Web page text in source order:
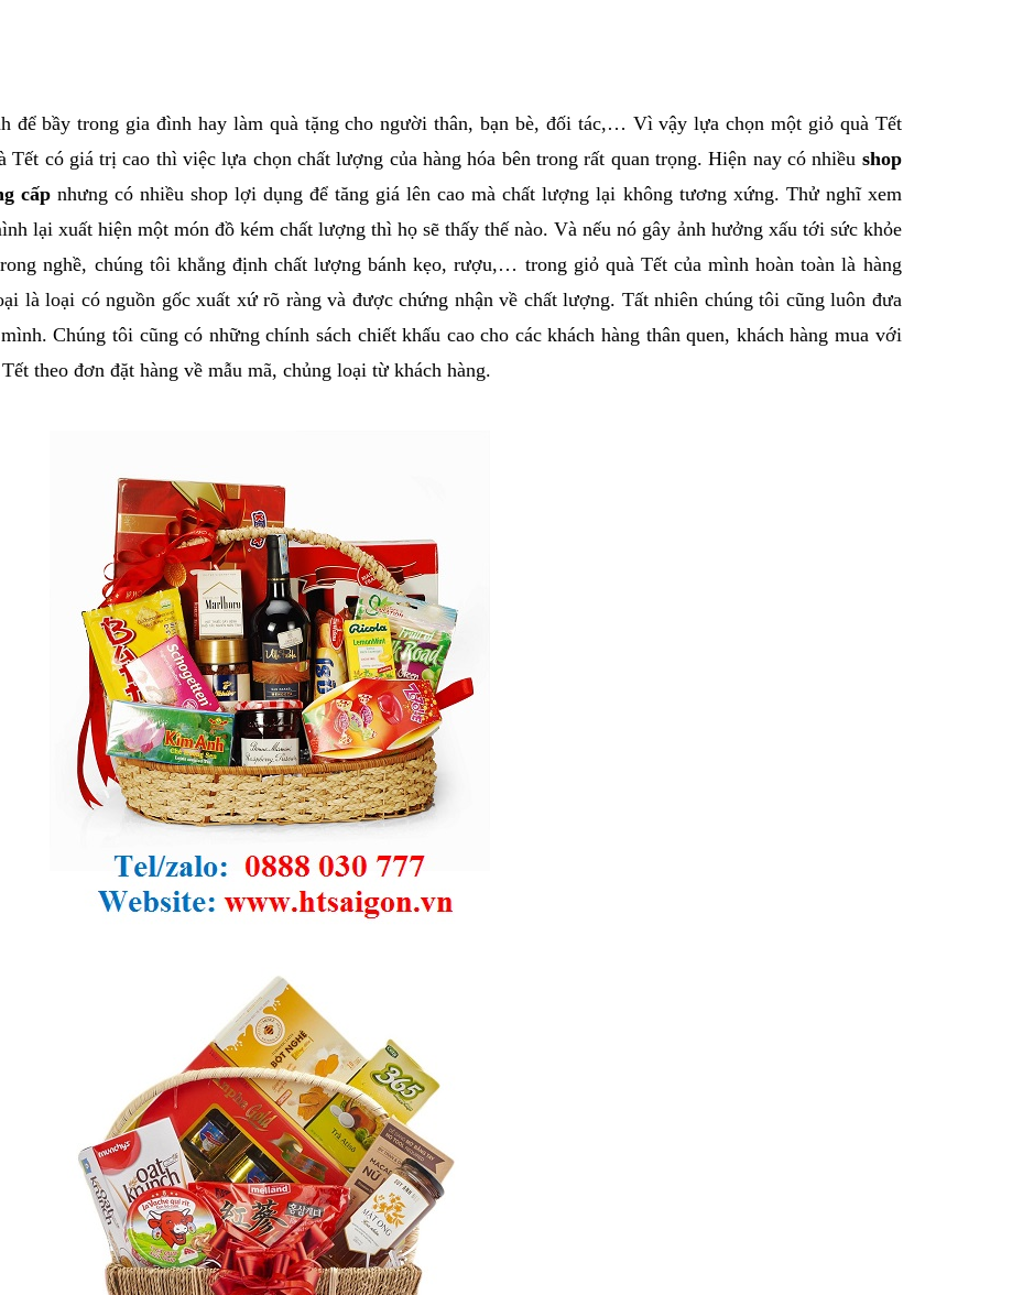
để bầy trong gia đình hay làm quà tặng cho người thân, bạn bè, đối tác,… Vì vậy lựa chọn một giỏ quà Tết
có giá trị cao thì việc lựa chọn chất lượng của hàng hóa bên trong rất quan trọng. Hiện nay có nhiều shop
cấpnhưng có nhiều shop lợi dụng để tăng giá lên cao mà chất lượng lại không tương xứng. Thử nghĩ xem
lại xuất hiện một món đồ kém chất lượng thì họ sẽ thấy thế nào. Và nếu nó gây ảnh hưởng xấu tới sức khỏe
nghề, chúng tôi khẳng định chất lượng bánh kẹo, rượu,… trong giỏ quà Tết của mình hoàn toàn là hàng
là loại có nguồn gốc xuất xứ rõ ràng và được chứng nhận về chất lượng. Tất nhiên chúng tôi cũng luôn đưa
Chúng tôi cũng có những chính sách chiết khấu cao cho các khách hàng thân quen, khách hàng mua với
theo đơn đặt hàng về mẫu mã, chủng loại từ khách hàng.